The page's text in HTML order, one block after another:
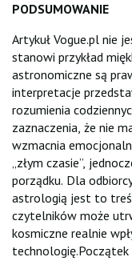
PODSUMOWANIE
Artykuł Vogue.pl nie
stanowi przykład
astronomiczne są
interpretacje
rozumienia
zaznaczenia, że nie
wzmacnia
„złym czasie”,
porządku. Dla
astrologią jest to
czytelników może
kosmiczne realnie